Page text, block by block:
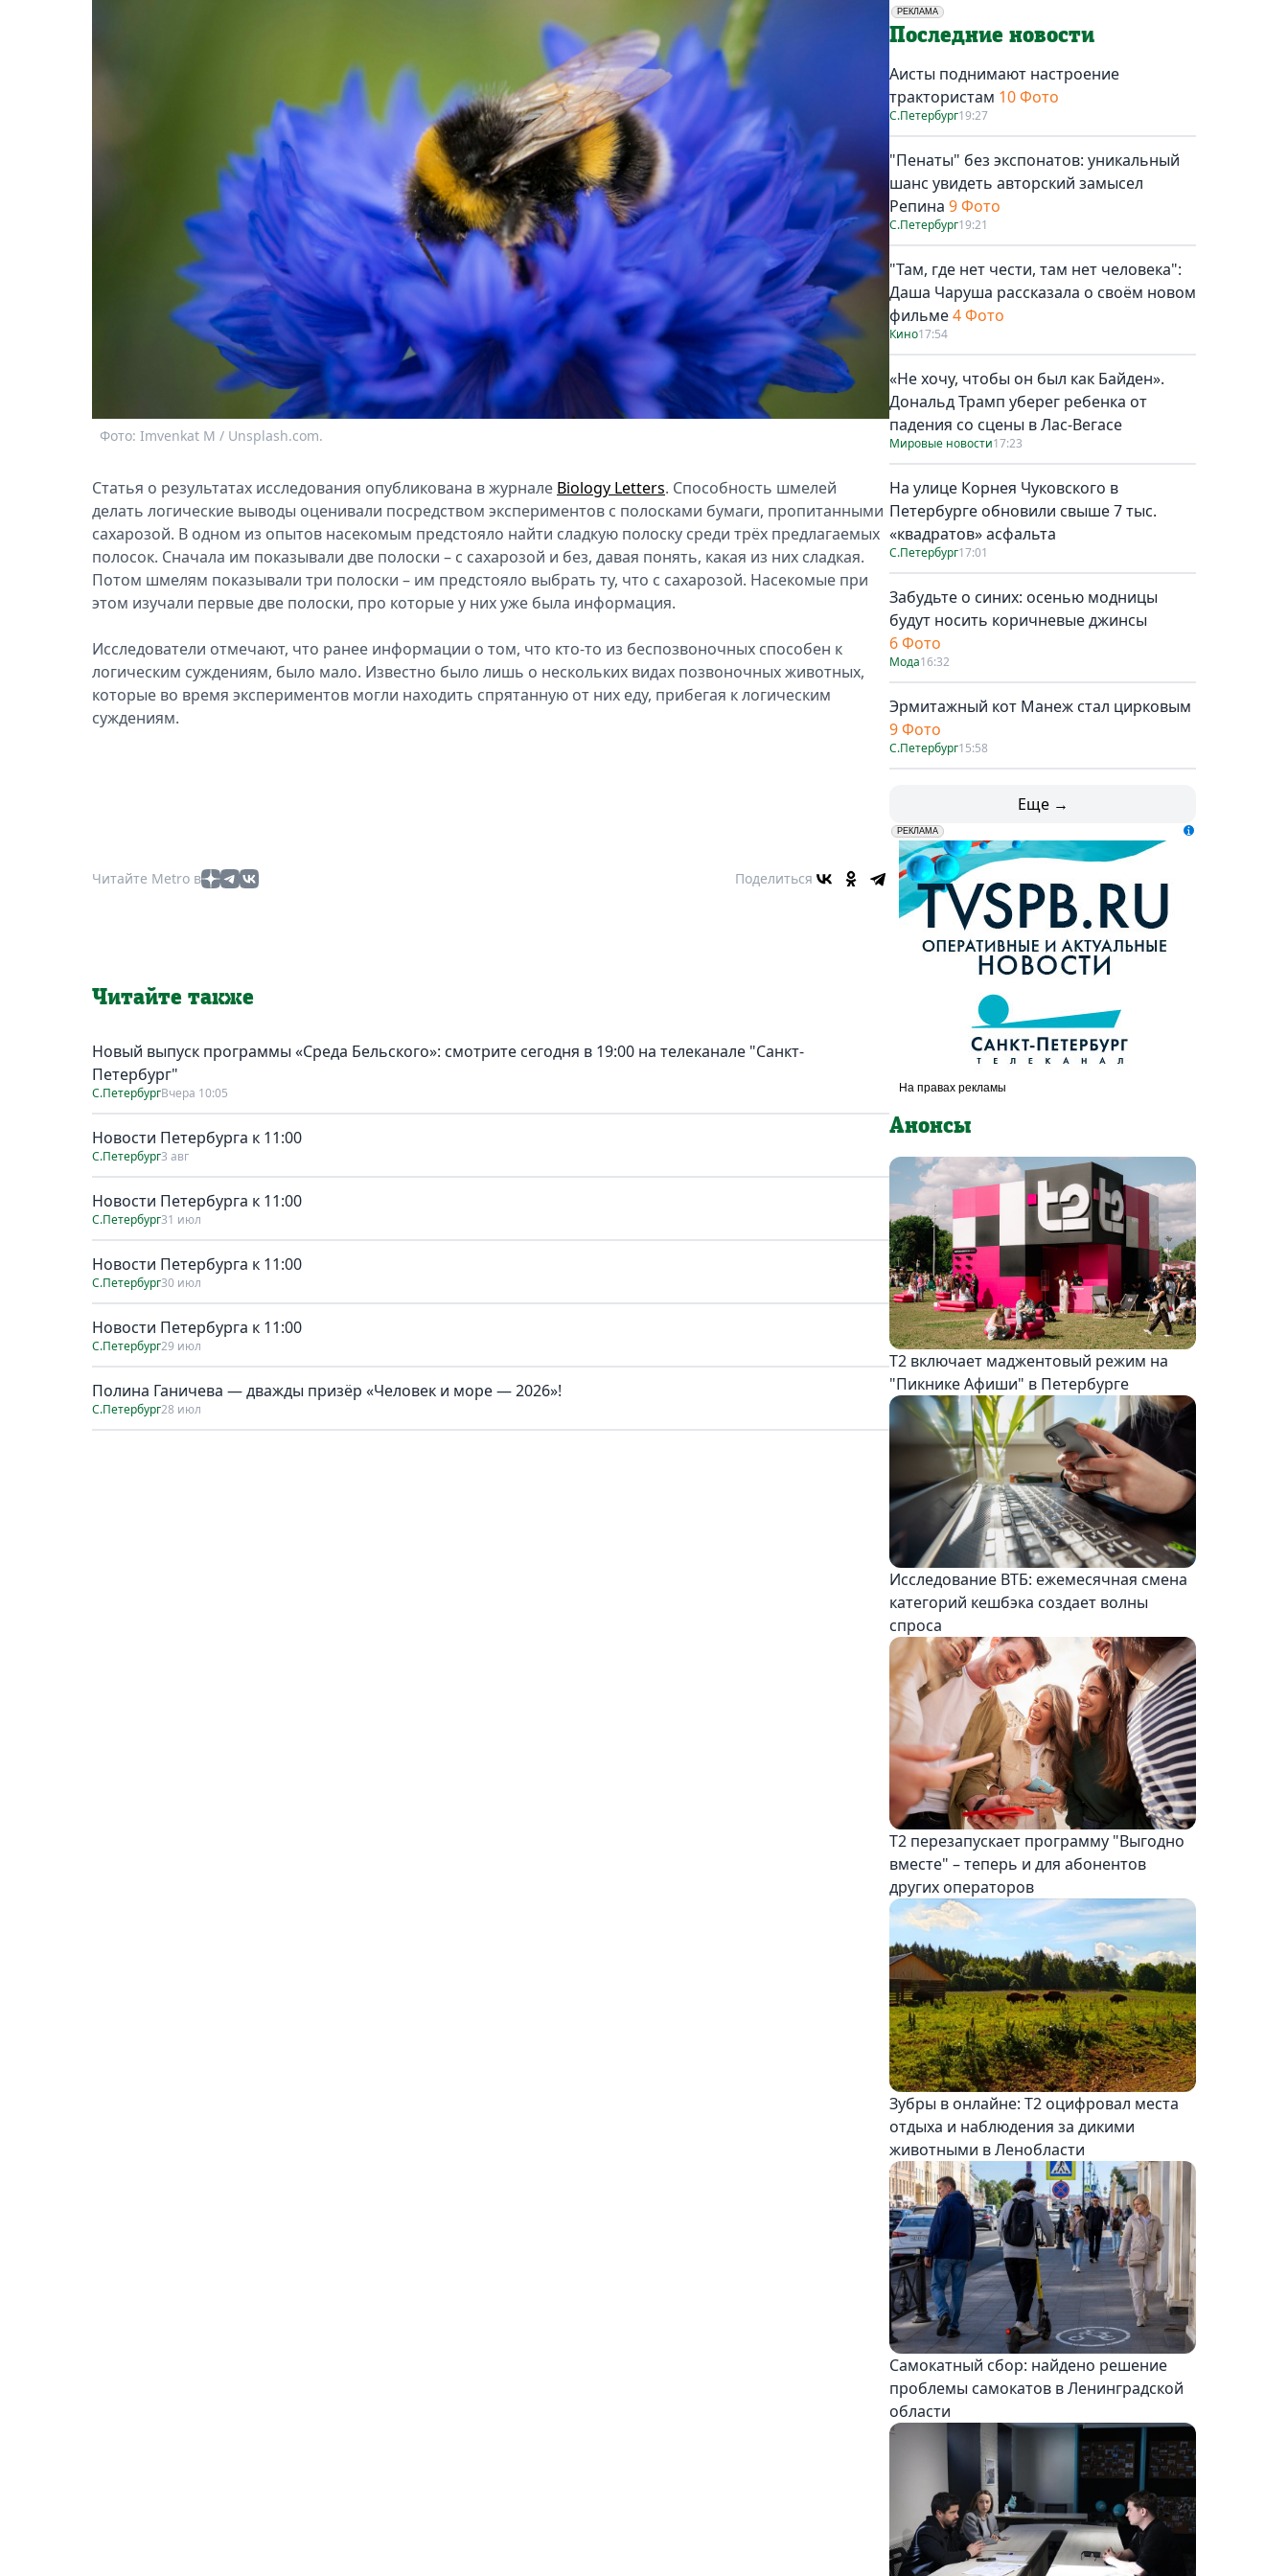
Фото: Imvenkat M / Unsplash.com.
Статья о результатах исследования опубликована в журнале Biology Letters. Способность шмелей
делать логические выводы оценивали посредством экспериментов с полосками бумаги, пропитанными
сахарозой. В одном из опытов насекомым предстояло найти сладкую полоску среди трёх предлагаемых
полосок. Сначала им показывали две полоски – с сахарозой и без, давая понять, какая из них сладкая.
Потом шмелям показывали три полоски – им предстояло выбрать ту, что с сахарозой. Насекомые при
этом изучали первые две полоски, про которые у них уже была информация.
Исследователи отмечают, что ранее информации о том, что кто-то из беспозвоночных способен к
логическим суждениям, было мало. Известно было лишь о нескольких видах позвоночных животных,
которые во время экспериментов могли находить спрятанную от них еду, прибегая к логическим
суждениям.
Читайте Metro в Поделиться
Читайте также
Новый выпуск программы «Среда Бельского»: смотрите сегодня в 19:00 на телеканале "Санкт-
Петербург"
С.ПетербургВчера 10:05
Новости Петербурга к 11:00
С.Петербург3 авг
Новости Петербурга к 11:00
С.Петербург31 июл
Новости Петербурга к 11:00
С.Петербург30 июл
Новости Петербурга к 11:00
С.Петербург29 июл
Полина Ганичева — дважды призёр «Человек и море — 2026»!
С.Петербург28 июл
РЕКЛАМА
Социальная реклама
Последние новости
Аисты поднимают настроение
трактористам 10 Фото
С.Петербург19:27
"Пенаты" без экспонатов: уникальный
шанс увидеть авторский замысел
Репина 9 Фото
С.Петербург19:21
"Там, где нет чести, там нет человека":
Даша Чаруша рассказала о своём новом
фильме4 Фото
Кино17:54
«Не хочу, чтобы он был как Байден».
Дональд Трамп уберег ребенка от
падения со сцены в Лас-Вегасе
Мировые новости17:23
На улице Корнея Чуковского в
Петербурге обновили свыше 7 тыс.
«квадратов» асфальта
С.Петербург17:01
Забудьте о синих: осенью модницы
будут носить коричневые джинсы
6 Фото
Мода16:32
Эрмитажный кот Манеж стал цирковым
9 Фото
С.Петербург15:58
Еще →
erid: LdtCK5udn
РЕКЛАМА
АО "ГАТР", ИНН: 7841320717
Анонсы
Т2 включает маджентовый режим на
"Пикнике Афиши" в Петербурге
Исследование ВТБ: ежемесячная смена
категорий кешбэка создает волны
спроса
Т2 перезапускает программу "Выгодно
вместе" – теперь и для абонентов
других операторов
Зубры в онлайне: Т2 оцифровал места
отдыха и наблюдения за дикими
животными в Ленобласти
Самокатный сбор: найдено решение
проблемы самокатов в Ленинградской
области